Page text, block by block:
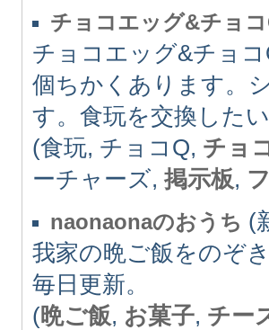
チョコエッグ&チョ
チョコエッグ&チョ
個ちかくあります。
す。食玩を交換した
(食玩, チョコQ, チョ
ーチャーズ, 掲示板,
naonaonaのおうち (
我家の晩ご飯をのぞ
毎日更新。
(晩ご飯, お菓子, チー